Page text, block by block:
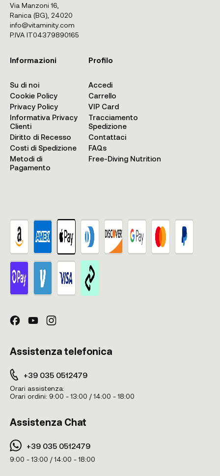
Via Manzoni 16,
Ranica (BG), 24020
info@vitaminity.com
P.IVA IT04379890165
Informazioni
Su di noi
Cookie Policy
Privacy Policy
Informativa Privacy
Clienti
Diritto di Recesso
Costi di Spedizione
Metodi di
Pagamento
Profilo
Accedi
Carrello
VIP Card
Tracciamento
Spedizione
Contattaci
FAQs
Free-Diving Nutrition
Assistenza telefonica
+39 035 0512479
Orari assistenza:
Orari ordini: 9:00 - 13:00 / 14:00 - 18:00
Assistenza Chat
+39 035 0512479
9:00 - 13:00 / 14:00 - 18:00